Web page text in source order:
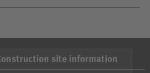
site information